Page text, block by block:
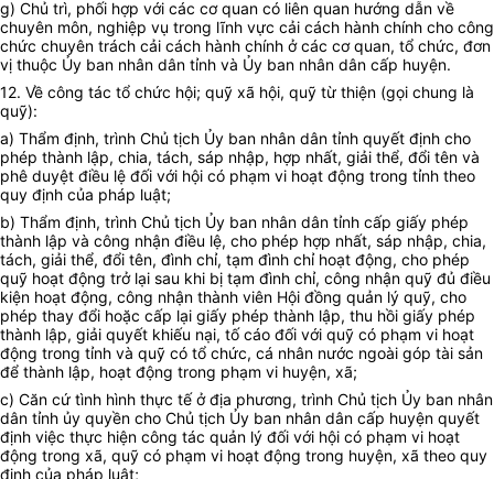
g) Chủ trì, phối hợp với các cơ quan có liên quan hướng dẫn về
chuyên môn, nghiệp vụ trong lĩnh vực cải cách hành chính cho công
chức chuyên trách cải cách hành chính ở các cơ quan, tổ chức, đơn
vị thuộc Ủy ban nhân dân tỉnh và Ủy ban nhân dân cấp huyện.
12. Về công tác tổ chức hội; quỹ xã hội, quỹ từ thiện (gọi chung là
quỹ):
a) Thẩm định, trình Chủ tịch Ủy ban nhân dân tỉnh quyết định cho
phép thành lập, chia, tách, sáp nhập, hợp nhất, giải thể, đổi tên và
phê duyệt điều lệ đối với hội có phạm vi hoạt động trong tỉnh theo
quy định của pháp luật;
b) Thẩm định, trình Chủ tịch Ủy ban nhân dân tỉnh cấp giấy phép
thành lập và công nhận điều lệ, cho phép hợp nhất, sáp nhập, chia,
tách, giải thể, đổi tên, đình chỉ, tạm đình chỉ hoạt động, cho phép
quỹ hoạt động trở lại sau khi bị tạm đình chỉ, công nhận quỹ đủ điều
kiện hoạt động, công nhận thành viên Hội đồng quản lý quỹ, cho
phép thay đổi hoặc cấp lại giấy phép thành lập, thu hồi giấy phép
thành lập, giải quyết khiếu nại, tố cáo đối với quỹ có phạm vi hoạt
động trong tỉnh và quỹ có tổ chức, cá nhân nước ngoài góp tài sản
để thành lập, hoạt động trong phạm vi huyện, xã;
c) Căn cứ tình hình thực tế ở địa phương, trình Chủ tịch Ủy ban nhân
dân tỉnh ủy quyền cho Chủ tịch Ủy ban nhân dân cấp huyện quyết
định việc thực hiện công tác quản lý đối với hội có phạm vi hoạt
động trong xã, quỹ có phạm vi hoạt động trong huyện, xã theo quy
định của pháp luật;